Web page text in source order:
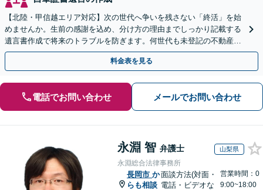
【北陸・甲信越エリア対応】次の世代へ争いを残さない「終活」を始
めませんか。生前の感謝を込め、分け方の理由までしっかり記載する
遺言書作成で将来のトラブルを防ぎます。何世代も未登記の不動産問
題も対応可能。【電話相談・WEB面談可】
料金表を見る
電話でお問い合わせ メールでお問い合わせ
永淵 智 弁護士 山梨県
永淵総合法律事務所
長岡市 か
らも相談
面談方法(対面・
電話・ビデオな
営業時間：0
9:00~18:00